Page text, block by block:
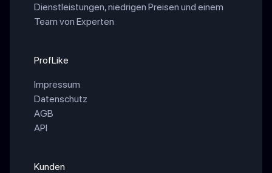
Dienstleistungen, niedrigen Preisen und einem
Team von Experten
ProfLike
Impressum
Datenschutz
AGB
API
Kunden